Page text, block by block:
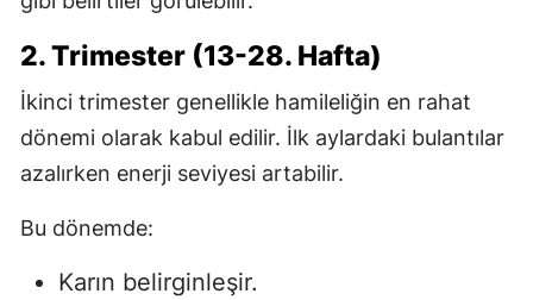
2. Trimester (13-28. Hafta)
İkinci trimester genellikle hamileliğin en rahat
dönemi olarak kabul edilir. İlk aylardaki bulantılar
azalırken enerji seviyesi artabilir.
Bu dönemde:
Karın belirginleşir.